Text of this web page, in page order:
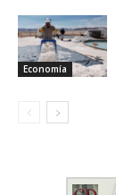
Economía